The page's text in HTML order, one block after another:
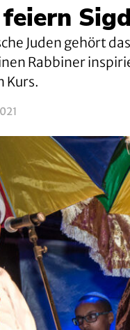
Juden gehört
Rabbiner
Kurs.